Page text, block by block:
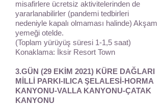
misafirlere ücretsiz aktivitelerinden de
yararlanabilirler (pandemi tedbirleri
nedeniyle kapalı olmaması halinde) Akşam
yemeği otelde.
(Toplam yürüyüş süresi 1-1,5 saat)
Konaklama: İksir Resort Town
3.GÜN (29 EKİM 2021) KÜRE DAĞLARI
MİLLİ PARKI-ILICA ŞELALESİ-HORMA
KANYONU-VALLA KANYONU-ÇATAK
KANYONU